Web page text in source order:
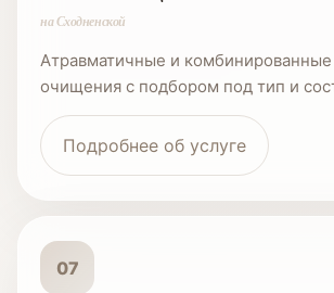
на Сходненской
Атравматичные и
очищения с подбором под тип и
Подробнее об услуге
07